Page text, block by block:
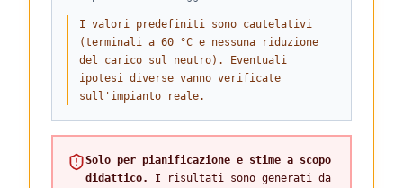
I valori predefiniti sono cautelativi
(terminali a 60 °C e nessuna riduzione
del carico sul neutro). Eventuali
ipotesi diverse vanno verificate
sull'impianto reale.
Solo per pianificazione e stime a scopo
didattico.
I risultati sono generati da